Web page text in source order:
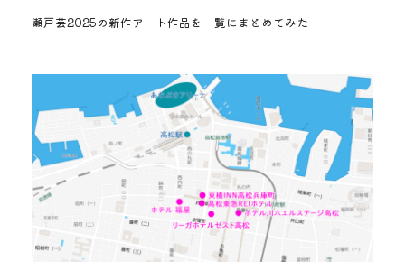
瀬戸芸2025の新作アート作品を一覧にまとめてみた